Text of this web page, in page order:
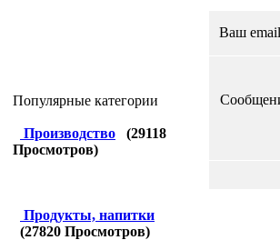
Популярные категории
Производство (29118
Просмотров)
Продукты, напитки
(27820 Просмотров)
Ваш